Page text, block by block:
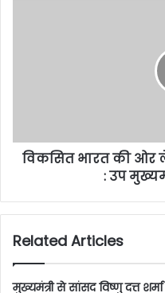
विकसित भारत की ओर
: उप
Related Articles
मुख्यमंत्री से सांसद विष्णु दत्त शर्मा